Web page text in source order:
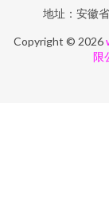
地址：安徽
Copyright © 2026
限